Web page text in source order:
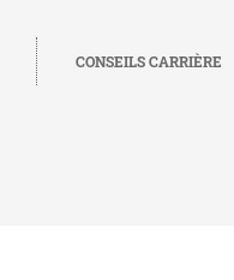
CONSEILS CARRIÈRE